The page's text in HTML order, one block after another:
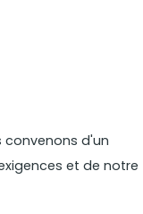
d'un
et de notre